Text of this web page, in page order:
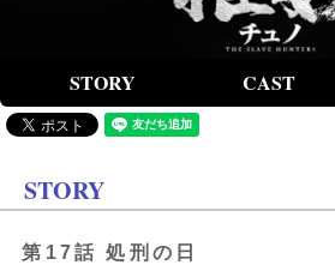
STORY CAST
STORY
第17話 処刑の日